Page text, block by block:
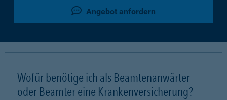
Angebot anfordern
Wofür benötige ich als Beamtenanwärter
oder Beamter eine Krankenversicherung?